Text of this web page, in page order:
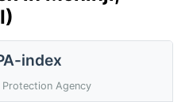
index
Protection Agency